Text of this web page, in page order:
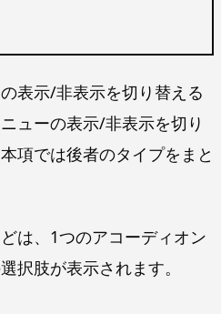
表示/非表示を切り替える
ューの表示/非表示を切り
項では後者のタイプをまと
は、1つのアコーディオン
択肢が表示されます。